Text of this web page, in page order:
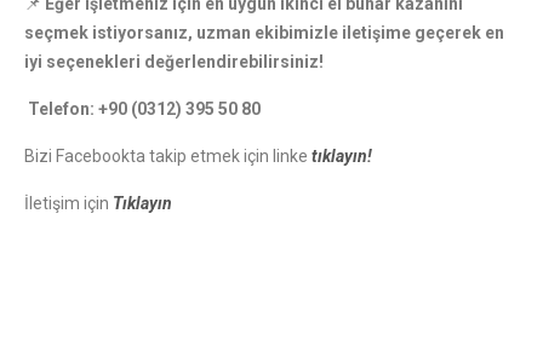
seçmek istiyorsanız, uzman ekibimizle iletişime geçerek en
iyi seçenekleri değerlendirebilirsiniz!
Telefon: +90 (0312) 395 50 80
Bizi Facebookta takip etmek için linke tıklayın!
İletişim için Tıklayın